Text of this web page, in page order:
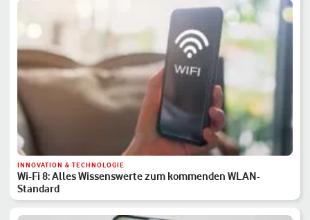
INNOVATION & TECHNOLOGIE
Wi-Fi 8: Alles Wissenswerte zum kommenden WLAN-
Standard